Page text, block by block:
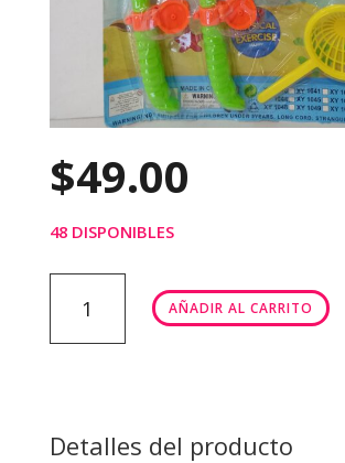
$49.00
48 DISPONIBLES
patitos
cantidad
AÑADIR AL CARRITO
Detalles del producto